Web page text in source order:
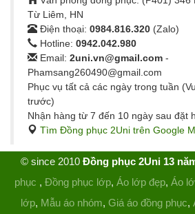
Từ Liêm, HN
Điện thoại: 0984.816.320 (Zalo)
Hotline: 0942.042.980
Email: 2uni.vn@gmail.com -
Phamsang260490@gmail.com
Phục vụ tất cả các ngày trong tuần
trước)
Nhận hàng từ 7 đến 10 ngày sau đặt
Tìm Đồng phục 2Uni trên Google
© since 2010 Đồng phục 2Uni 13
phục , Đồng phục lớp, Áo lớp đẹp, Áo
lớp, Mẫu áo nhóm, Giá áo đồng phục,